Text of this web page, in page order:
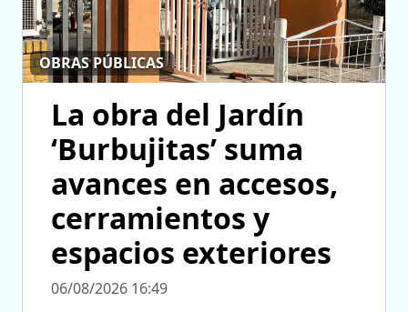
OBRAS PÚBLICAS
La obra del Jardín
‘Burbujitas’ suma
avances en accesos,
cerramientos y
espacios exteriores
06/08/2026 16:49